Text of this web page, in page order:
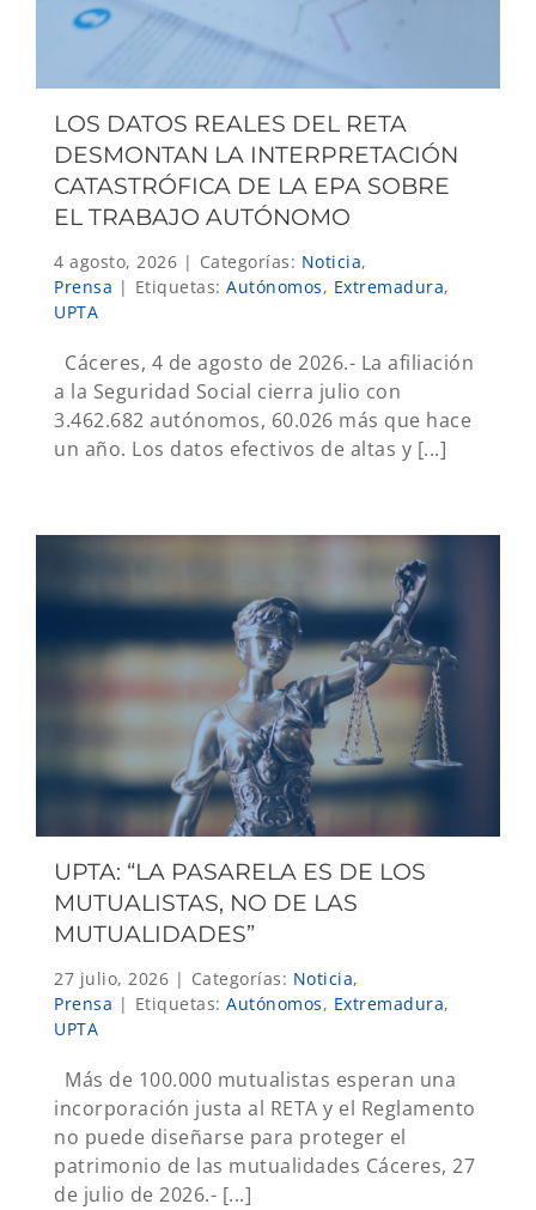
LOS DATOS REALES DEL RETA
DESMONTAN LA INTERPRETACIÓN
CATASTRÓFICA DE LA EPA SOBRE
EL TRABAJO AUTÓNOMO
4 agosto, 2026 | Categorías: Noticia,
Prensa | Etiquetas: Autónomos, Extremadura,
UPTA
Cáceres, 4 de agosto de 2026.- La afiliación
a la Seguridad Social cierra julio con
3.462.682 autónomos, 60.026 más que hace
un año. Los datos efectivos de altas y [...]
UPTA: “LA PASARELA ES DE LOS
MUTUALISTAS, NO DE LAS
MUTUALIDADES”
27 julio, 2026 | Categorías: Noticia,
Prensa | Etiquetas: Autónomos, Extremadura,
UPTA
Más de 100.000 mutualistas esperan una
incorporación justa al RETA y el Reglamento
no puede diseñarse para proteger el
patrimonio de las mutualidades Cáceres, 27
de julio de 2026.- [...]